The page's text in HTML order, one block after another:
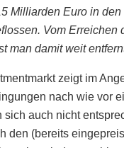
Milliarden Euro in den
Vom Erreichen
man damit weit
zeigt im
nach wie vor
sich auch nicht
den (bereits